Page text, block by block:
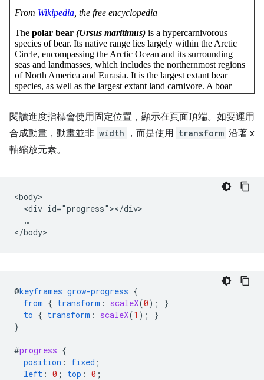
閱讀進度指標會使用固定位置，顯示在頁面頂端。如要運用
合成動畫，動畫並非 width ，而是使用 transform 沿著 x
軸縮放元素。
<body>
  <div id="progress"></div>
  …
@keyframes grow-progress {
from { transform : scaleX(0);
}
to { transform : scaleX(1 );
}
}
#progress {
position : fixed ;
left : 0 ; top : 0 ;